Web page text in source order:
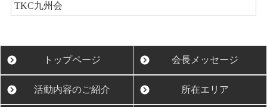
TKC九州会
トップページ 会長メッセージ
活動内容のご紹介 所在エリア